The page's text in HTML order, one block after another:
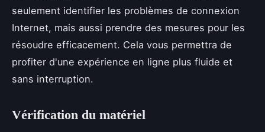
seulement identifier les problèmes de connexion
Internet, mais aussi prendre des mesures pour les
résoudre efficacement. Cela vous permettra de
profiter d'une expérience en ligne plus fluide et
sans interruption.
Vérification du matériel